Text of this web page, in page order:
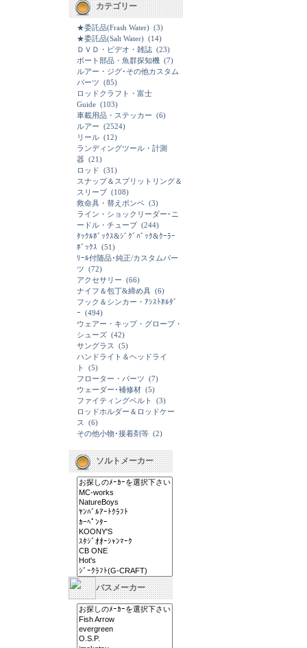
カテゴリー
★委託品(Frash Water) (3)
★委託品(Salt Water) (14)
ＤＶＤ・ビデオ・雑誌 (23)
ボート部品・魚群探知機 (7)
ルアー・ジグ･その他カスタム
パーツ (85)
ロッドクラフト・富士
Guide (103)
車載用品・ステッカー (6)
ルアー (2524)
リール (12)
ランディングツール・計測
器 (21)
ロッド (31)
スナップ＆スプリットリング＆
スリーブ (108)
救命具・替えボンベ (3)
ライン・ショックリーダー･ニ
ードル・チューブ (244)
ﾀｯｸﾙﾎﾞｯｸｽ&ｼﾞｸﾞﾊﾞｯｸ&ｸｰﾗｰ
ﾎﾞｯｸｽ (51)
ﾘｰﾙ付随品･純正/カスタムパー
ツ (72)
アクセサリー (66)
ナイフ＆包丁&締め具 (6)
フック＆シンカー・ｱｼｽﾄﾎﾙﾀﾞ
ｰ (494)
ウェアー・キップ・グローブ・
シューズ (42)
サングラス
(5)
ハンドライト＆ヘッドライ
ト
(5)
フローター・パーツ (7)
ウェーダー･補修材 (5)
ファイティングベルト
(3)
ロッドホルダー＆ロッドケー
ス
(6)
その他小物･接着剤等 (2)
ソルトメーカー
バスメーカー